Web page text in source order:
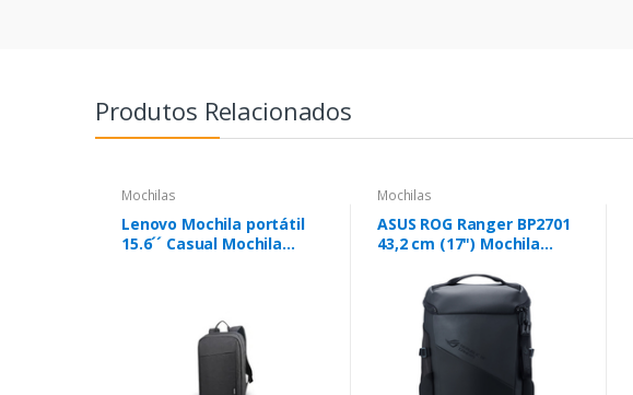
Produtos Relacionados
Mochilas
Lenovo Mochila portátil
15.6´´ Casual Mochila
Mochilas
ASUS ROG Ranger BP2701
43,2 cm (17") Mochila